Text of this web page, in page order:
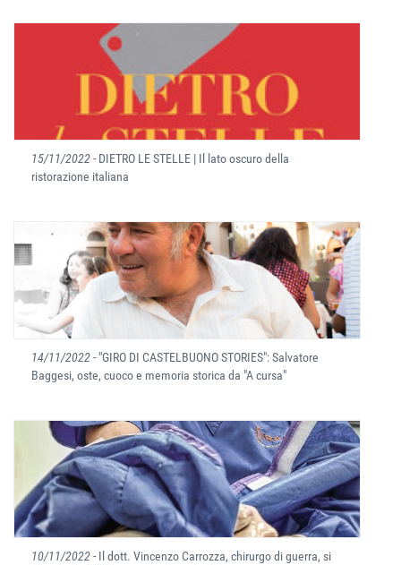
15/11/2022- DIETRO LE STELLE | Il lato oscuro della
ristorazione italiana
14/11/2022- "GIRO DI CASTELBUONO STORIES": Salvatore
Baggesi, oste, cuoco e memoria storica da "A cursa"
10/11/2022- Il dott. Vincenzo Carrozza, chirurgo di guerra, si